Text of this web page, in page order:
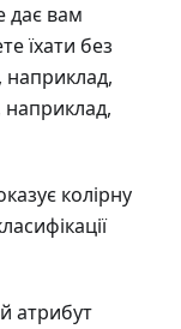
дає вам
їхати без
колірну
атрибут